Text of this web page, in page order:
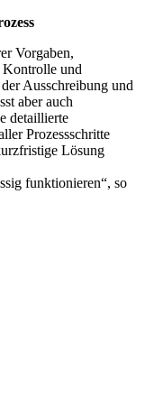
Vorgaben,
Kontrolle und
Ausschreibung und
aber auch
detaillierte
Prozessschritte
Lösung
funktionieren“, so